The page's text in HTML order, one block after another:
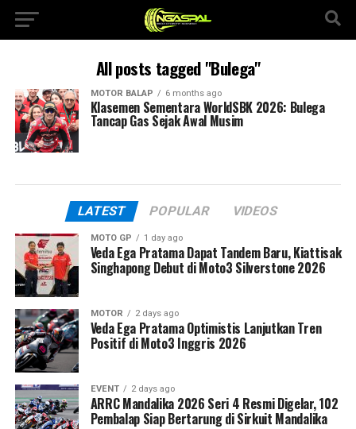
All posts tagged "Bulega"
MOTOR BALAP 6 months ago
Klasemen Sementara WorldSBK 2026: Bulega
Tancap Gas Sejak Awal Musim
LATEST POPULAR VIDEOS
MOTO GP 1 day ago
Veda Ega Pratama Dapat Tandem Baru, Kiattisak
Singhapong Debut di Moto3 Silverstone 2026
MOTOR 2 days ago
Veda Ega Pratama Optimistis Lanjutkan Tren
Positif di Moto3 Inggris 2026
EVENT 2 days ago
ARRC Mandalika 2026 Seri 4 Resmi Digelar, 102
Pembalap Siap Bertarung di Sirkuit Mandalika